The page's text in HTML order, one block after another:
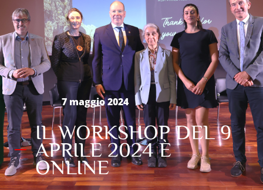
7 maggio 2024
IL WORKSHOP DEL 9
APRILE 2024 È
ONLINE